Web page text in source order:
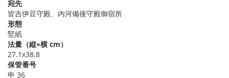
宛先
皆吉伊豆守殿、内河備後守殿御宿所
形態
竪紙
法量（縦×横 cm）
27.1x38.8
保管番号
申 36